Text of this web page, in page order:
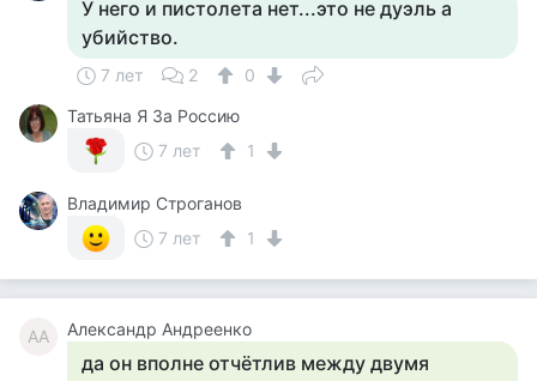
У него и пистолета нет...это не дуэль а
убийство.
7 лет 2
0
Татьяна Я За Россию
7 лет
1
Владимир Строганов
7 лет
1
АА Александр Андреенко
да он вполне отчётлив между двумя